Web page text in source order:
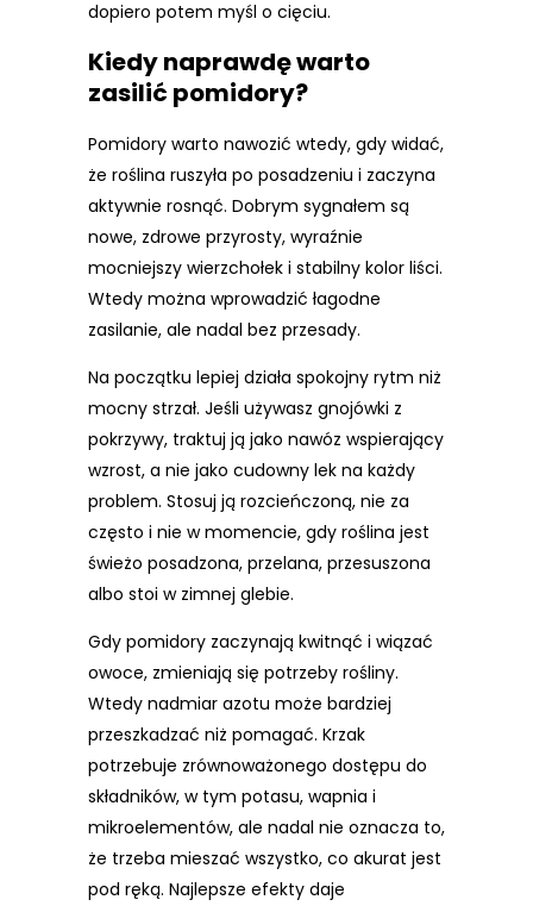
dopiero potem myśl o cięciu.
Kiedy naprawdę warto
zasilić pomidory?
Pomidory warto nawozić wtedy, gdy widać,
że roślina ruszyła po posadzeniu i zaczyna
aktywnie rosnąć. Dobrym sygnałem są
nowe, zdrowe przyrosty, wyraźnie
mocniejszy wierzchołek i stabilny kolor liści.
Wtedy można wprowadzić łagodne
zasilanie, ale nadal bez przesady.
Na początku lepiej działa spokojny rytm niż
mocny strzał. Jeśli używasz gnojówki z
pokrzywy, traktuj ją jako nawóz wspierający
wzrost, a nie jako cudowny lek na każdy
problem. Stosuj ją rozcieńczoną, nie za
często i nie w momencie, gdy roślina jest
świeżo posadzona, przelana, przesuszona
albo stoi w zimnej glebie.
Gdy pomidory zaczynają kwitnąć i wiązać
owoce, zmieniają się potrzeby rośliny.
Wtedy nadmiar azotu może bardziej
przeszkadzać niż pomagać. Krzak
potrzebuje zrównoważonego dostępu do
składników, w tym potasu, wapnia i
mikroelementów, ale nadal nie oznacza to,
że trzeba mieszać wszystko, co akurat jest
pod ręką. Najlepsze efekty daje